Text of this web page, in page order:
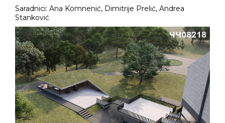
Saradnici: Ana Komnenić, Dimitrije Prelić, Andrea
Stanković